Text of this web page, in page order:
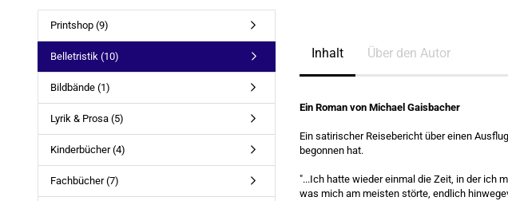
Inhalt Über den Autor
Ein Roman von Michael Gaisbacher
Ein satirischer Reisebericht über einen
begonnen hat.
"...Ich hatte wieder einmal die Zeit, in der ich
was mich am meisten störte, endlich
Printshop (9)
Belletristik (10)
Bildbände (1)
Lyrik & Prosa (5)
Kinderbücher (4)
Fachbücher (7)